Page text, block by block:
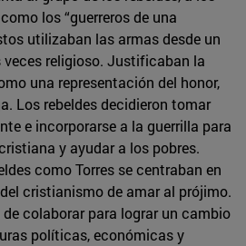
los “guerreros de una
utilizaban las armas desde un
religioso. Justificaban la
una representación del honor,
Los rebeldes decidieron tomar
e incorporarse a la guerrilla para
y ayudar a los pobres.
como Torres se centraban en
cristianismo de amar al prójimo.
colaborar para lograr un cambio
políticas, económicas y